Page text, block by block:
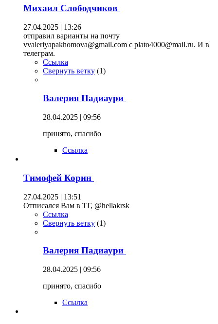
Михаил Слободчиков
27.04.2025 | 13:26
отправил варианты на почту
vvaleriyapakhomova@gmail.com с plato4000@mail.ru. И в
телеграм.
Ссылка
Свернуть ветку (1)
Валерия Падиаури
28.04.2025 | 09:56
принято, спасибо
Ссылка
Тимофей Корин
27.04.2025 | 13:51
Отписался Вам в ТГ, @hellakrsk
Ссылка
Свернуть ветку (1)
Валерия Падиаури
28.04.2025 | 09:56
принято, спасибо
Ссылка